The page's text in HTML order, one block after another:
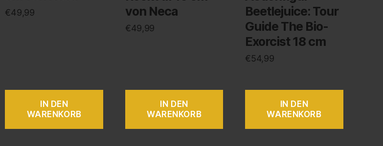
€49,99
IN DEN
WARENKORB
von Neca
€49,99
IN DEN
WARENKORB
Beetlejuice: Tour
Guide The Bio-
Exorcist 18 cm
€54,99
IN DEN
WARENKORB